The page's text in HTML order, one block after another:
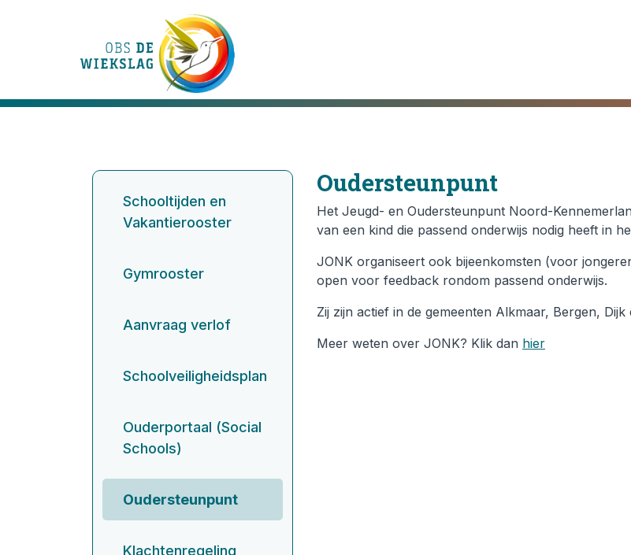
Onze activiteitenSchooltijden en
Vakantierooster
Gymrooster
Aanvraag verlof
Schoolveiligheidsplan
Ouderportaal (Social
Schools)
Oudersteunpunt
Klachtenregeling
Oudersteunpunt
Het Jeugd- en Oudersteunpunt Noord-
van een kind die passend onderwijs nodig heeft in
JONK organiseert ook bijeenkomsten (voor
open voor feedback rondom passend onderwijs.
Zij zijn actief in de gemeenten Alkmaar, Bergen,
Meer weten over JONK? Klik dan hier